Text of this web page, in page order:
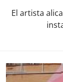
El artista